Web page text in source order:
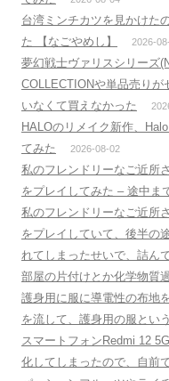
台湾ミンチカツを見かけた
た 【なごやめし】
2026-
夢幻戦士ヴァリスシリーズ
COLLECTIONや単品売り
いなくて買えなかった
HALOのリメイク新作、
てみた
2026-08-02
私のフレンドリーなご近所
をプレイしてみた – 途中ま
私のフレンドリーなご近所
をプレイしていて、後半の
れてしまったせいで、詰ん
部屋の片付けとか化学物質
護身用に服に導電性の布地
を流して、護身用の服とい
スマートフォンRedmi 12
化してしまったので、自前